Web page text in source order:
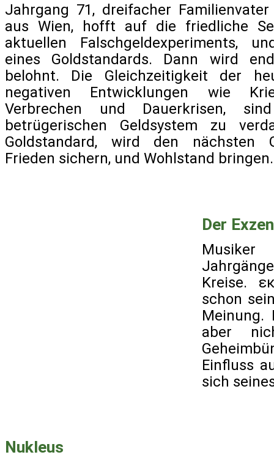
Jahrgang 71, dreifacher
aus Wien, hofft auf die friedliche
aktuellen Falschgeldexperiments,
eines Goldstandards. Dann wird
belohnt. Die Gleichzeitigkeit der
negativen Entwicklungen wie
Verbrechen und Dauerkrisen,
betrügerischen Geldsystem zu
Goldstandard, wird den nächsten
Frieden sichern, und Wohlstand bringen.
Der
Musiker
Kreise.
schon
aber
Einfluss
sich
Nukleus